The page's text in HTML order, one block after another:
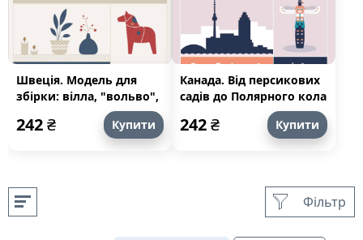
Швеція. Модель для
збірки: вілла, "вольво",
242₴ Купити
Канада. Від персикових
садів до Полярного кола
242₴ Купити
Фільтр